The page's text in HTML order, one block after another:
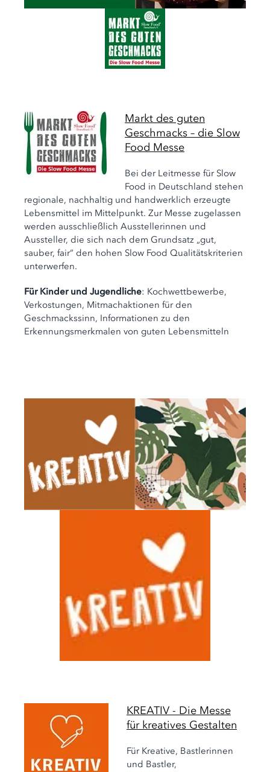
Markt des guten
Geschmacks – die Slow
Food Messe
Bei der Leitmesse für Slow
Food in Deutschland stehen
regionale, nachhaltig und handwerklich erzeugte
Lebensmittel im Mittelpunkt. Zur Messe zugelassen
werden ausschließlich Ausstellerinnen und
Aussteller, die sich nach dem Grundsatz „gut,
sauber, fair“ den hohen Slow Food Qualitätskriterien
unterwerfen.
Für Kinder und Jugendliche: Kochwettbewerbe,
Verkostungen, Mitmachaktionen für den
Geschmackssinn, Informationen zu den
Erkennungsmerkmalen von guten Lebensmitteln
KREATIV - Die Messe
für kreatives Gestalten
Für Kreative, Bastlerinnen
und Bastler,